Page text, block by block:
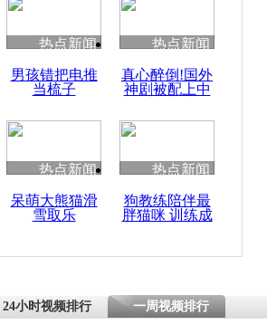
度苗族花山节
魂
热点新闻
男孩错把电推
当梳子
热点新闻
真心醉倒!国外
神剧被配上中
热点新闻
呆萌大熊猫滑
雪取乐
热点新闻
狗教练陪伴最
胖猫咪 训练成
24小时视频排行 一周视频排行